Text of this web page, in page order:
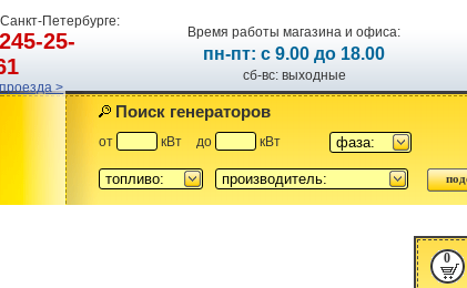
Петербурге:
245-25-
>
Время работы магазина и офиса:
пн-пт: с 9.00 до 18.00
сб-вс: выходные
Поиск генераторов
от кВт до кВт фаза:
топливо: производитель:
0